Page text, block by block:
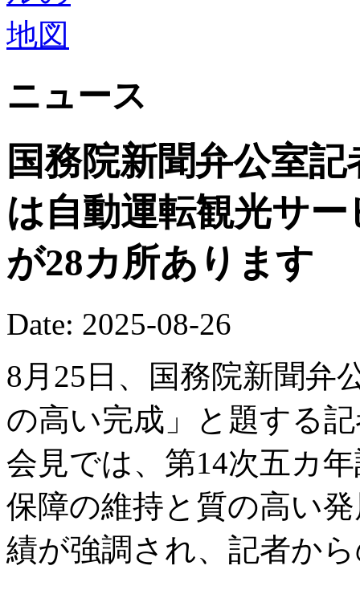
ニュース
国務院新聞弁公室
は自動運転観光サ
が28カ所あります
Date: 2025-08-26
8月25日、国務院新聞弁
の高い完成」と題する
会見では、第14次五カ
保障の維持と質の高い
績が強調され、記者か